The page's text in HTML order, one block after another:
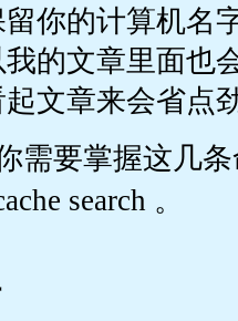
的计算机名字
的文章里面也
文章来会省点
需要掌握这几
search 。